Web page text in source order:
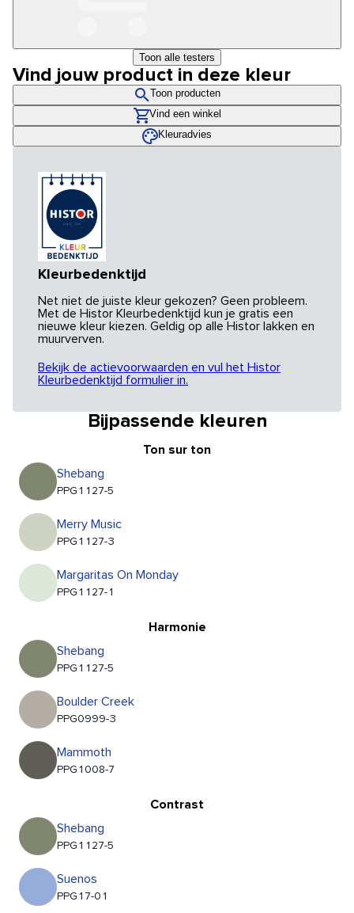
Toon alle testers
Vind jouw product in deze kleur
Toon producten
Vind een winkel
Kleuradvies
Kleurbedenktijd
Net niet de juiste kleur gekozen? Geen probleem.
Met de Histor Kleurbedenktijd kun je gratis een
nieuwe kleur kiezen. Geldig op alle Histor lakken en
muurverven.
Bekijk de actievoorwaarden en vul het Histor
Kleurbedenktijd formulier in.
Bijpassende kleuren
Ton sur ton
Shebang
PPG1127-5
Merry Music
PPG1127-3
Margaritas On Monday
PPG1127-1
Harmonie
Shebang
PPG1127-5
Boulder Creek
PPG0999-3
Mammoth
PPG1008-7
Contrast
Shebang
PPG1127-5
Suenos
PPG17-01